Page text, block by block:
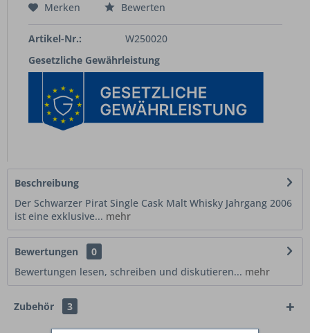
Merken Bewerten
Artikel-Nr.:
W250020
Gesetzliche Gewährleistung
Beschreibung
Der Schwarzer Pirat Single Cask Malt Whisky Jahrgang 2006
ist eine exklusive... mehr
Bewertungen
0
Bewertungen lesen, schreiben und diskutieren... mehr
Zubehör 3